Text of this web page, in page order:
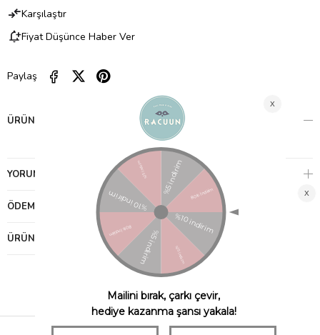
Karşılaştır
Fiyat Düşünce Haber Ver
Paylaş
ÜRÜN ÖZELLIKLERI
YORUMLAR
ÖDEME SEÇENEKLERI
ÜRÜN ÖNERILERI